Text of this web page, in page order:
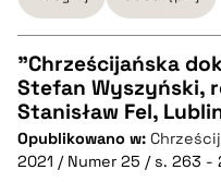
pobierz cytat
CZYSTY TEKST
pobierz cytat
"Chrześcijańska
Stefan Wyszyński,
Stanisław Fel,
Opublikowano w:
2021 / Numer 25 / s. 263 -